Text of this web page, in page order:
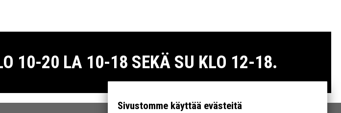
Sivustomme käyttää evästeitä
10-20 LA 10-18 SEKÄ SU KLO 12-18.